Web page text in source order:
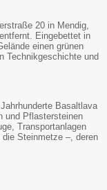
20 in Mendig,
entfernt. Eingebettet in
einen grünen
Technikgeschichte und
Basaltlava
und Pflastersteinen
Transportanlagen
die Steinmetze –, deren